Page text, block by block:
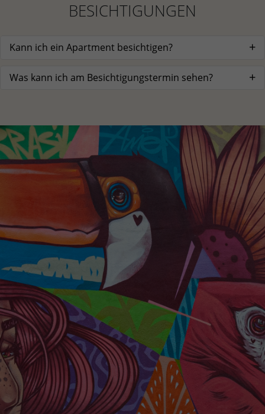
BESICHTIGUNGEN
Kann ich ein Apartment besichtigen?
Was kann ich am Besichtigungstermin sehen?